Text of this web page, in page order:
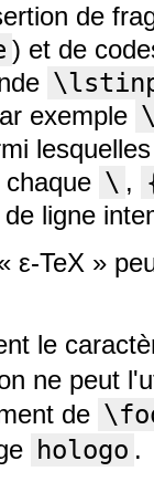
de
) et de
exemple
\ ,
ligne
ε-TeX »
le
ne peut
de
hologo .